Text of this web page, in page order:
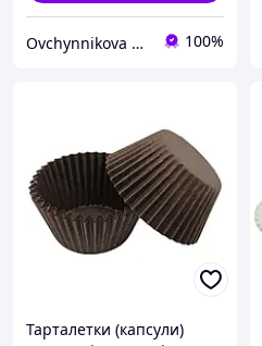
Ovchynnikova Shop інтернет-магазин товарів для кондитерів 100%
Тарталетки (капсули)